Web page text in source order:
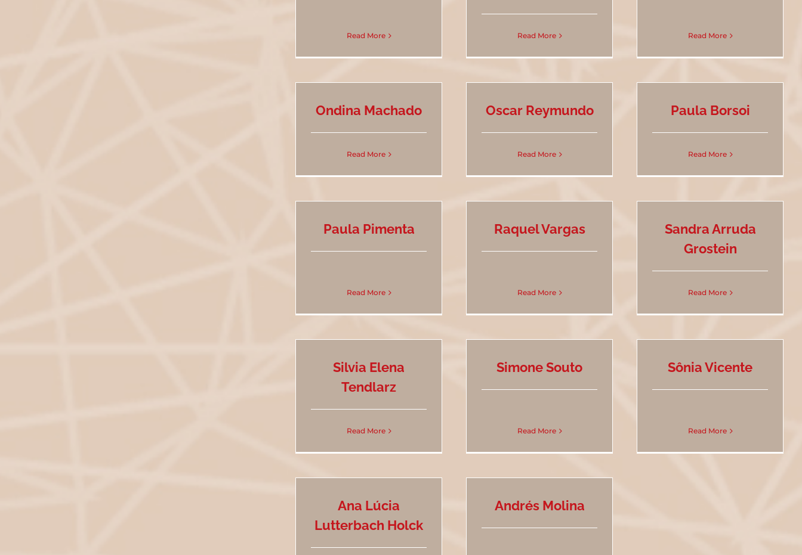
Read More Read More Read More
Ondina Machado
Read More
Oscar Reymundo
Read More
Paula Borsoi
Read More
Paula Pimenta
Read More
Raquel Vargas
Read More
Sandra Arruda
Grostein
Read More
Silvia Elena
Tendlarz
Read More
Simone Souto
Read More
Sônia Vicente
Read More
Ana Lúcia
Lutterbach Holck
Andrés Molina